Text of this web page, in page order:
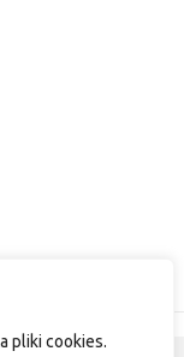
pliki cookies.